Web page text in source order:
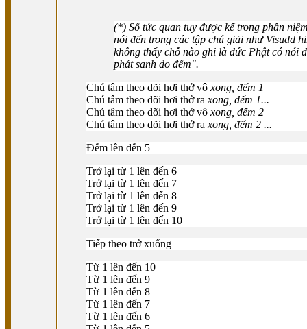
(*) Số tức quan tuy được kể trong phần
nói đến trong các tập chú giải như Visudd
không thấy chỗ nào ghi là đức Phật có nói
phát sanh do đếm".
Chú tâm theo dõi hơi thở vô xong, đếm 1
Chú tâm theo dõi hơi thở ra xong, đếm 1...
Chú tâm theo dõi hơi thở vô xong, đếm 2
Chú tâm theo dõi hơi thở ra xong, đếm 2 ...
Ðếm lên đến 5
Trở lại từ 1 lên đến 6
Trở lại từ 1 lên đến 7
Trở lại từ 1 lên đến 8
Trở lại từ 1 lên đến 9
Trở lại từ 1 lên đến 10
Tiếp theo trở xuống
Từ 1 lên đến 10
Từ 1 lên đến 9
Từ 1 lên đến 8
Từ 1 lên đến 7
Từ 1 lên đến 6